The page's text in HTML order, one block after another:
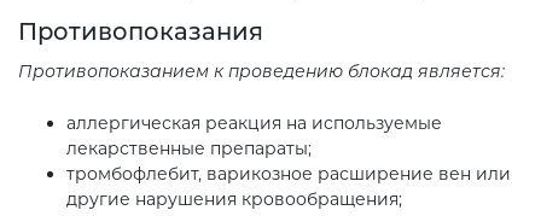
Противопоказания
Противопоказанием к проведению блокад является:
аллергическая реакция на используемые
лекарственные препараты;
тромбофлебит, варикозное расширение вен или
другие нарушения кровообращения;